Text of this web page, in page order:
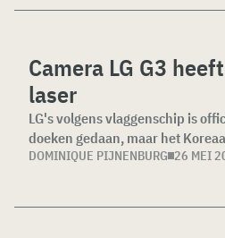
Camera LG G3
laser
LG's volgens vlaggenschip is
doeken gedaan, maar het
DOMINIQUE PIJNENBURG 26 MEI